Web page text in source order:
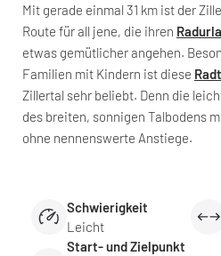
Mit gerade einmal 31 km ist der
Route für all jene, die ihren
etwas gemütlicher angehen.
Familien mit Kindern ist diese
Zillertal sehr beliebt. Denn die
des breiten, sonnigen Talbodens
ohne nennenswerte Anstiege.
Schwierigkeit
Leicht
Start- und Zielpunkt